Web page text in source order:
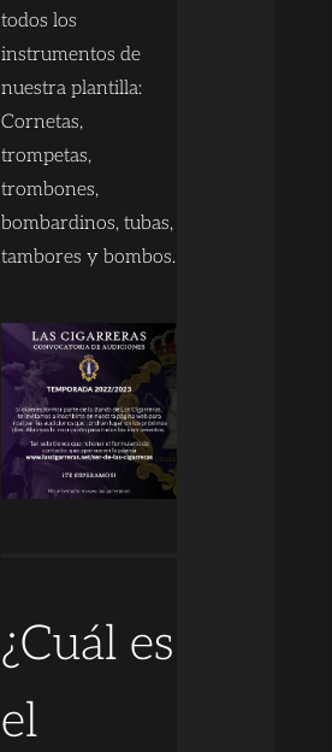
todos los
instrumentos de
nuestra plantilla:
Cornetas,
trompetas,
trombones,
bombardinos, tubas,
tambores y bombos.
¿Cuál es
el